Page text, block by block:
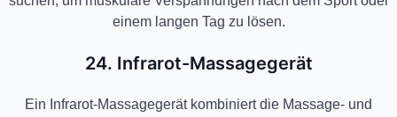
einem langen Tag zu lösen.
24. Infrarot-Massagegerät
Ein Infrarot-Massagegerät kombiniert die Massage- und